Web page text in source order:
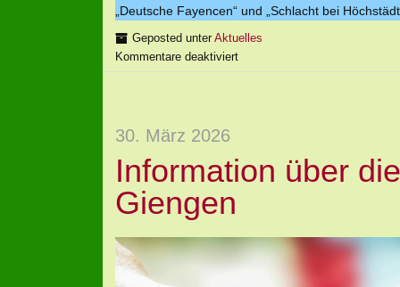
„Deutsche Fayencen“ und „Schlacht bei
Geposted unterAktuelles
Kommentare deaktiviert
30. März 2026
Information über
Giengen